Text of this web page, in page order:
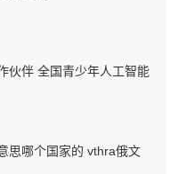
伙伴 全国青少年人工智能
思哪个国家的 vthra俄文